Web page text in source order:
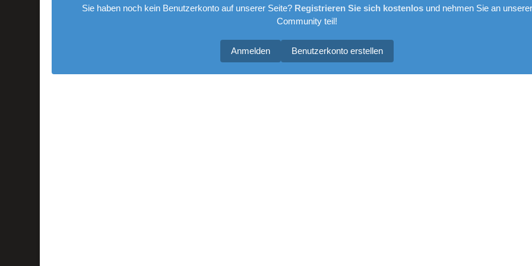
Sie haben noch kein Benutzerkonto auf unserer Seite? Registrieren Sie sich kostenlosund nehmen Sie an unserer
Community teil!
Benutzerkonto erstellen
Anmelden